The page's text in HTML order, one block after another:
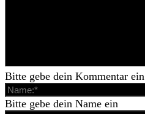
Bitte gebe dein Kommentar ein
Bitte gebe dein Name ein